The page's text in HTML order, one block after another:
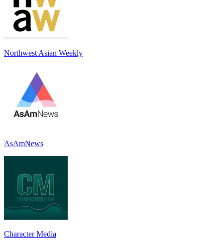
Northwest Asian Weekly
AsAmNews
Character Media